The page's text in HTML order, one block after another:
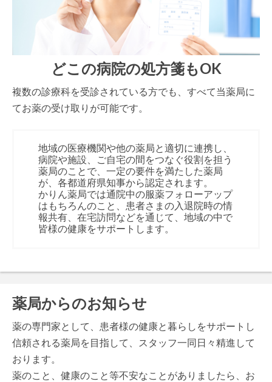
どこの病院の処方箋もOK
複数の診療科を受診されている方でも、すべて当薬局に
てお薬の受け取りが可能です。
地域の医療機関や他の薬局と適切に連携し、
病院や施設、ご自宅の間をつなぐ役割を担う
薬局のことで、一定の要件を満たした薬局
が、各都道府県知事から認定されます。
かりん薬局では通院中の服薬フォローアップ
はもちろんのこと、患者さまの入退院時の情
報共有、在宅訪問などを通じて、地域の中で
皆様の健康をサポートします。
薬局からのお知らせ
薬の専門家として、患者様の健康と暮らしをサポートし
信頼される薬局を目指して、スタッフ一同日々精進して
おります。
薬のこと、健康のこと等不安なことがありましたら、お